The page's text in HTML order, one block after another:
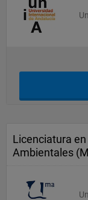
Licenciatura
Ambientales